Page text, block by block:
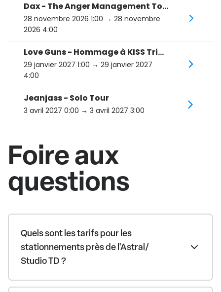
Dax - The Anger Management Tour
28 novembre 2026 1:00 → 28 novembre
2026 4:00
Love Guns - Hommage à KISS Tribute
29 janvier 2027 1:00 → 29 janvier 2027
4:00
Jeanjass - Solo Tour
3 avril 2027 0:00 → 3 avril 2027 3:00
Foire aux
questions
Quels sont les tarifs pour les
stationnements près de l'Astral/
Studio TD ?